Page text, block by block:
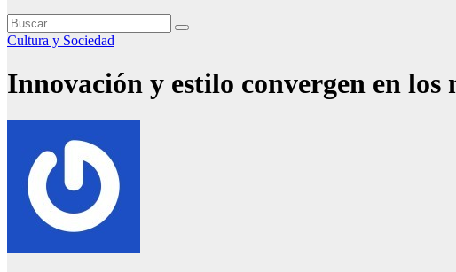
Cultura y Sociedad
Innovación y estilo convergen en